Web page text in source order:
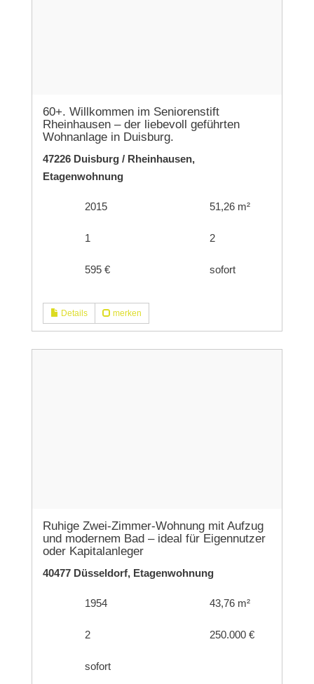
60+. Willkommen im Seniorenstift
Rheinhausen – der liebevoll geführten
Wohnanlage in Duisburg.
47226 Duisburg / Rheinhausen,
Etagenwohnung
2015 51,26 m²
1 2
595 € sofort
Details merken
Ruhige Zwei-Zimmer-Wohnung mit Aufzug
und modernem Bad – ideal für Eigennutzer
oder Kapitalanleger
40477 Düsseldorf, Etagenwohnung
1954 43,76 m²
2 250.000 €
sofort